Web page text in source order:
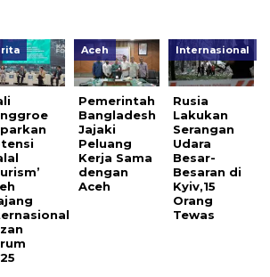
Aceh
Pemerintah
Bangladesh
Jajaki
Peluang
Kerja Sama
dengan
Aceh
Internasional
Rusia
Lakukan
Serangan
Udara
Besar-
Besaran di
Kyiv,15
Orang
Tewas